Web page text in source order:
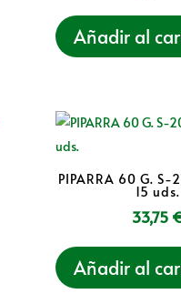
Añadir al
PIPARRA 60 G. S-
15 uds.
33,75
Añadir al